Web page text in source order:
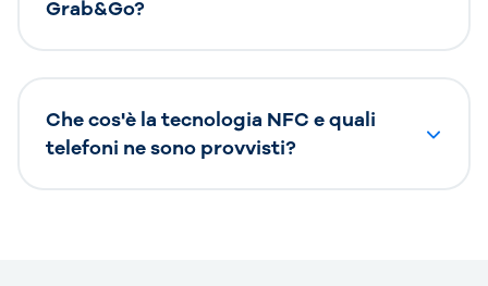
Grab&Go?
Che cos'è la tecnologia NFC e quali
telefoni ne sono provvisti?